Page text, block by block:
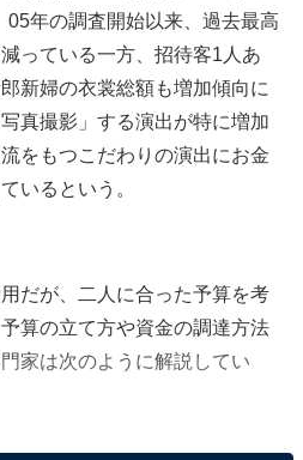
年の調査開始以来、過去最高
っている一方、招待客1人あ
新婦の衣裳総額も増加傾向に
真撮影」する演出が特に増加
をもつこだわりの演出にお金
いるという。
だが、二人に合った予算を考
算の立て方や資金の調達方法
家は次のように解説してい